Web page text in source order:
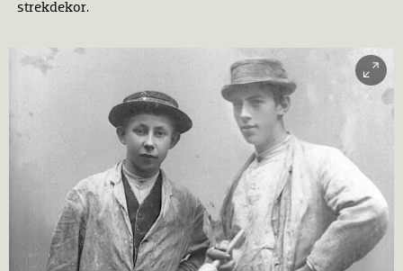
strekdekor.